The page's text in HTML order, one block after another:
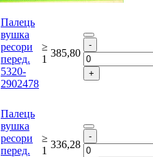
Палець
вушка
ресори
перед.
5320-
2902478
≥
1
385,80
Палець
вушка
ресори
перед.
≥
1
336,28